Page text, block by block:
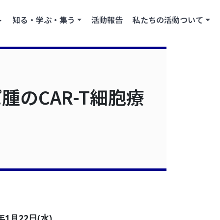
知る・学ぶ・集う 活動報告 私たちの活動ついて
のCAR-T細胞療